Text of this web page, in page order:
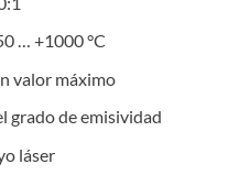
… +1000 °C
valor máximo
grado de emisividad
láser